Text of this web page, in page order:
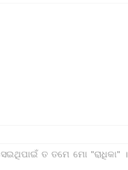
ତ ତମେ ମୋ "ରାଧିକା" ।